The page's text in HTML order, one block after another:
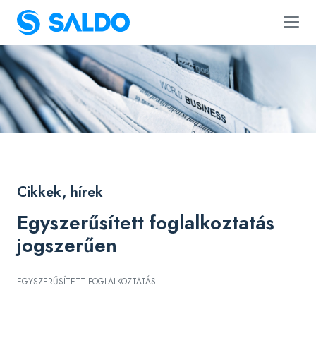
Cikkek, hírek
Egyszerűsített foglalkoztatás
jogszerűen
EGYSZERŰSÍTETT FOGLALKOZTATÁS